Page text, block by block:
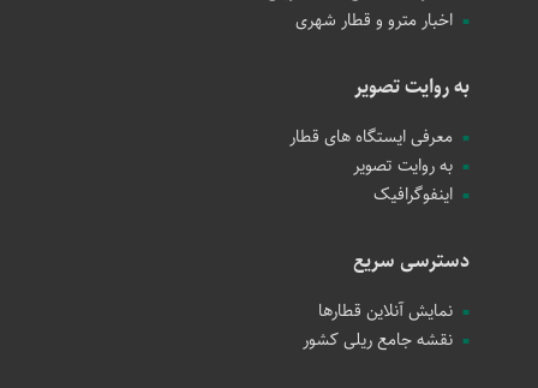
اخبار مترو و قطار شهری
به روایت تصویر
معرفی ایستگاه های قطار
به روایت تصویر
اینفوگرافیک
دسترسی سریع
نمایش آنلاین قطارها
نقشه جامع ریلی کشور